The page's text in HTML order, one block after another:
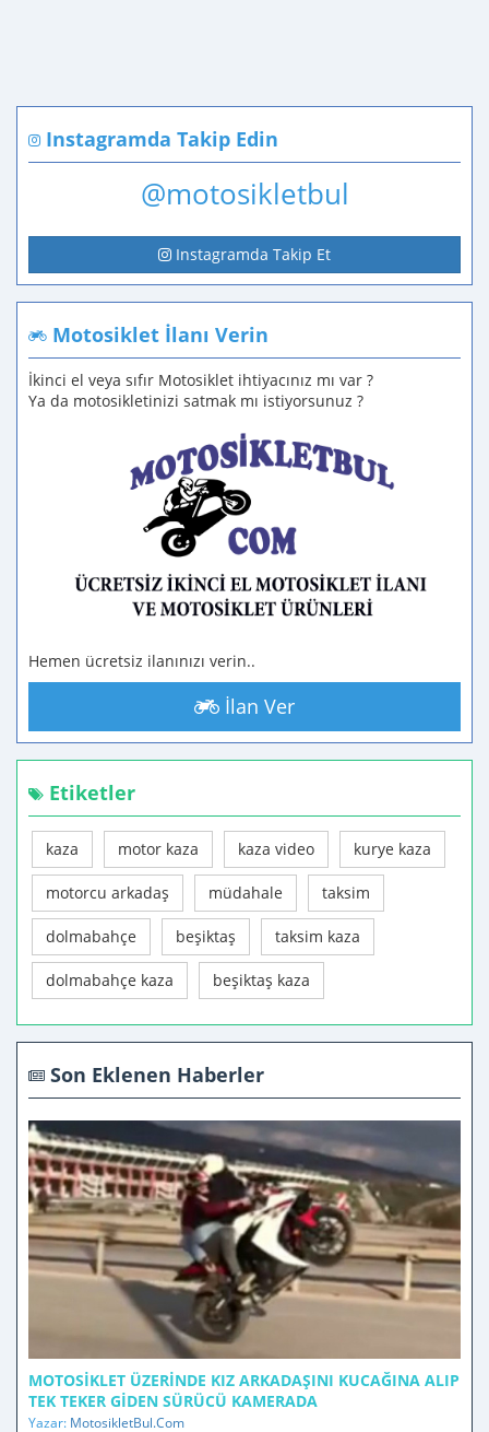
Instagramda Takip Edin
@motosikletbul
Instagramda Takip Et
Motosiklet İlanı Verin
İkinci el veya sıfır Motosiklet ihtiyacınız mı var ?
Ya da motosikletinizi satmak mı istiyorsunuz ?
Hemen ücretsiz ilanınızı verin..
İlan Ver
Etiketler
kaza motor kaza kaza video kurye kaza
motorcu arkadaş müdahale taksim
dolmabahçe beşiktaş taksim kaza
dolmabahçe kaza beşiktaş kaza
Son Eklenen Haberler
MOTOSIKLET ÜZERINDE KIZ ARKADAŞINI KUCAĞINA ALIP
TEK TEKER GIDEN SÜRÜCÜ KAMERADA
Yazar: MotosikletBul.Com